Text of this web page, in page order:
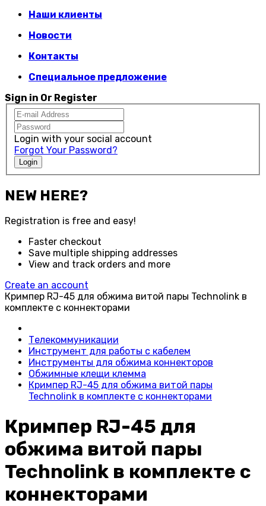
Наши клиенты
Новости
Контакты
Специальное предложение
Sign in Or Register
Login with your social account
Forgot Your Password?
Login
NEW HERE?
Registration is free and easy!
Faster checkout
Save multiple shipping addresses
View and track orders and more
Create an account
Кримпер RJ-45 для обжима витой пары Technolink в
комплекте с коннекторами
Телекоммуникации
Инструмент для работы с кабелем
Инструменты для обжима коннекторов
Обжимные клещи клемма
Кримпер RJ-45 для обжима витой пары
Technolink в комплекте с коннекторами
Кримпер RJ-45 для
обжима витой пары
Technolink в комплекте с
коннекторами